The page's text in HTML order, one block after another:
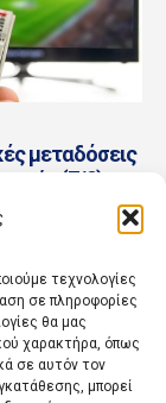
τεχνολογίες
σε πληροφορίες
θα μας
χαρακτήρα, όπως
σε αυτόν τον
μπορεί
μεταδόσεις
(7/8) –
και
στο